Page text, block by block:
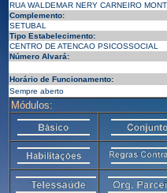
RUA WALDEMAR NERY CARNEIRO
Complemento:
SETUBAL
Tipo Estabelecimento:
CENTRO DE ATENCAO PSICOSSOCIAL
Número Alvará:
Horário de Funcionamento:
Sempre aberto
Módulos: